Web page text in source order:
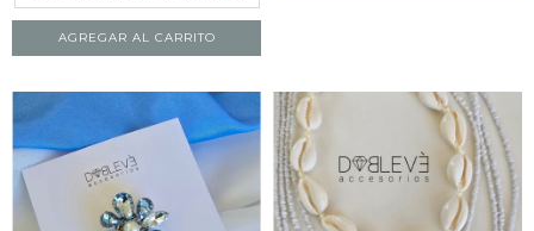
AGREGAR AL CARRITO